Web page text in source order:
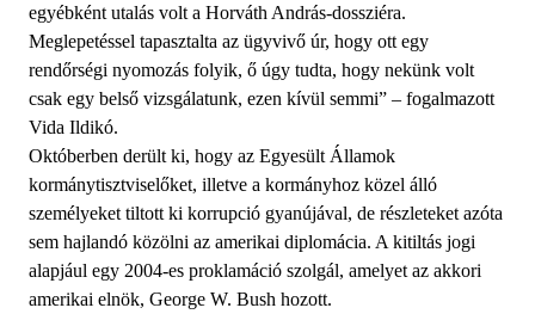
egyébként utalás volt a Horváth András-dossziéra.
Meglepetéssel tapasztalta az ügyvivő úr, hogy ott egy
rendőrségi nyomozás folyik, ő úgy tudta, hogy nekünk volt
csak egy belső vizsgálatunk, ezen kívül semmi” – fogalmazott
Vida Ildikó.
Októberben derült ki, hogy az Egyesült Államok
kormánytisztviselőket, illetve a kormányhoz közel álló
személyeket tiltott ki korrupció gyanújával, de részleteket azóta
sem hajlandó közölni az amerikai diplomácia. A kitiltás jogi
alapjául egy 2004-es proklamáció szolgál, amelyet az akkori
amerikai elnök, George W. Bush hozott.